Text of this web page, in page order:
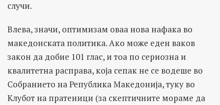
случи.
Влева, значи, оптимизам оваа нова нафака во
македонската политика. Ако може еден ваков
закон да добие 101 глас, и тоа по сериозна и
квалитетна расправа, која сепак не се водеше во
Собранието на Република Македонија, туку во
Клубот на пратеници (за скептичните мораме да